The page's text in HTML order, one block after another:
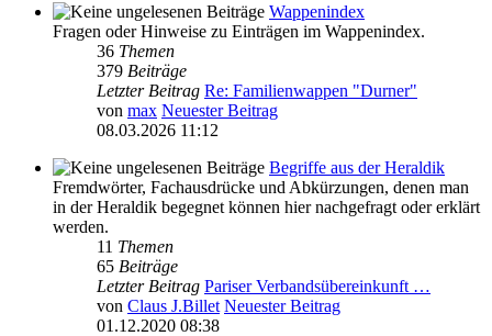
Wappenindex
Fragen oder Hinweise zu Einträgen im Wappenindex.
36 Themen
379 Beiträge
Letzter Beitrag Re: Familienwappen "Durner"
von max Neuester Beitrag
08.03.2026 11:12
Begriffe aus der Heraldik
Fremdwörter, Fachausdrücke und Abkürzungen, denen man
in der Heraldik begegnet können hier nachgefragt oder erklärt
werden.
11 Themen
65 Beiträge
Letzter Beitrag Pariser Verbandsübereinkunft …
von Claus J.Billet Neuester Beitrag
01.12.2020 08:38